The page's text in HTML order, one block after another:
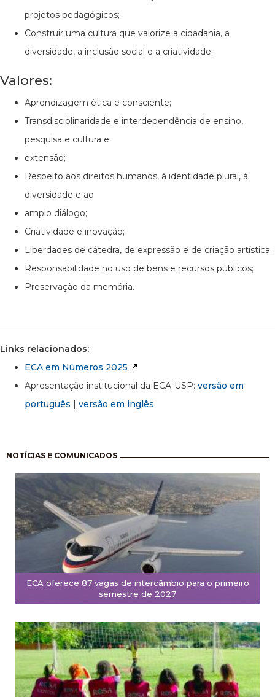
projetos pedagógicos;
Construir uma cultura que valorize a cidadania, a
diversidade, a inclusão social e a criatividade.
Valores:
Aprendizagem ética e consciente;
Transdisciplinaridade e interdependência de ensino,
pesquisa e cultura e
extensão;
Respeito aos direitos humanos, à identidade plural, à
diversidade e ao
amplo diálogo;
Criatividade e inovação;
Liberdades de cátedra, de expressão e de criação artística;
Responsabilidade no uso de bens e recursos públicos;
Preservação da memória.
Links relacionados:
ECA em Números 2025
Apresentação institucional da ECA-USP: versão em
português | versão em inglês
NOTÍCIAS E COMUNICADOS
ECA oferece 87 vagas de intercâmbio para o primeiro
semestre de 2027
Paginação